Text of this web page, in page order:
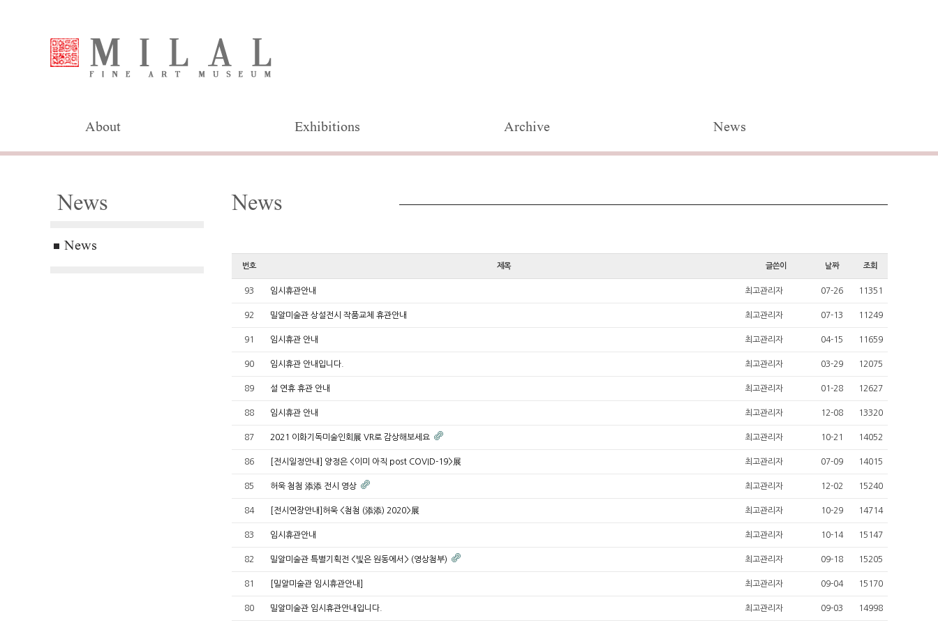
About Exhibitions Archive News
News
News
News
번호 제목 글쓴이 날짜 조회
93 임시휴관안내 최고관리자 07-26 11351
92 밀알미술관 상설전시 작품교체 휴관안내 최고관리자 07-13 11249
91 임시휴관 안내 최고관리자 04-15 11659
90 임시휴관 안내입니다. 최고관리자 03-29 12075
89 설 연휴 휴관 안내 최고관리자 01-28 12627
88 임시휴관 안내 최고관리자 12-08 13320
87 2021 이화기독미술인회展 VR로 감상해보세요 최고관리자 10-21 14052
86 [전시일정안내] 양정은 <이미 아직 post COVID-19>展 최고관리자 07-09 14015
85 허욱 첨첨 添添 전시 영상 최고관리자 12-02 15240
84 [전시연장안내]허욱 <첨첨 (添添) 2020>展 최고관리자 10-29 14714
83 임시휴관안내 최고관리자 10-14 15147
82 밀알미술관 특별기획전 <빛은 원동에서> (영상첨부) 최고관리자 09-18 15205
81 [밀알미술관 임시휴관안내] 최고관리자 09-04 15170
80 밀알미술관 임시휴관안내입니다. 최고관리자 09-03 14998